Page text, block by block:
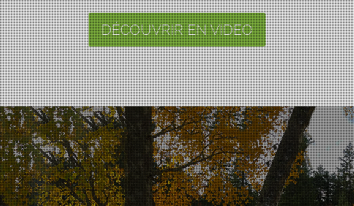
DÉCOUVRIR EN VIDEO